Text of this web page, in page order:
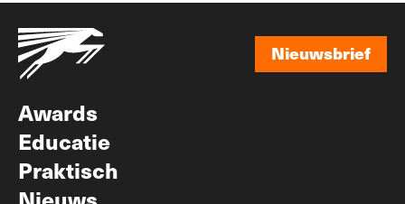
Nieuwsbrief
Awards
Educatie
Praktisch